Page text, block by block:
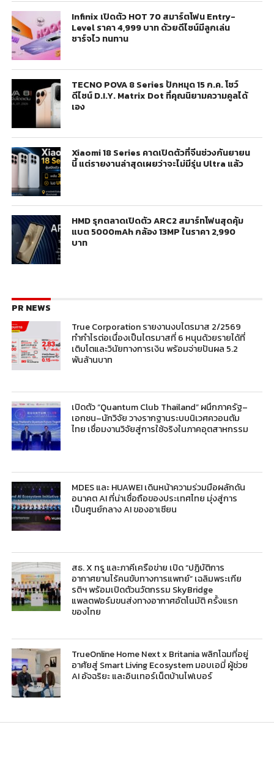
Infinix เปิดตัว HOT 70 สมาร์ตโฟน Entry-
Level ราคา 4,999 บาท ด้วยดีไซน์มีลูกเล่น
ชาร์จไว ทนทาน
TECNO POVA 8 Series ปักหมุด 15 ก.ค. โชว์
ดีไซน์ D.I.Y. Matrix Dot ที่คุณนิยามความคูลได้
เอง
Xiaomi 18 Series คาดเปิดตัวที่จีนช่วงกันยายน
นี้ แต่รายงานล่าสุดเผยว่าจะไม่มีรุ่น Ultra แล้ว
HMD รุกตลาดเปิดตัว ARC2 สมาร์ทโฟนสุดคุ้ม
แบต 5000mAh กล้อง 13MP ในราคา 2,990
บาท
PR NEWS
True Corporation รายงานงบไตรมาส 2/2569
ทำกำไรต่อเนื่องเป็นไตรมาสที่ 6 หนุนด้วยรายได้ที่
เติบโตและวินัยทางการเงิน พร้อมจ่ายปันผล 5.2
พันล้านบาท
เปิดตัว “Quantum Club Thailand” ผนึกภาครัฐ–
เอกชน–นักวิจัย วางรากฐานระบบนิเวศควอนตัม
ไทย เชื่อมงานวิจัยสู่การใช้จริงในภาคอุตสาหกรรม
MDES และ HUAWEI เดินหน้าความร่วมมือผลักดัน
อนาคต AI ที่น่าเชื่อถือของประเทศไทย มุ่งสู่การ
เป็นศูนย์กลาง AI ของอาเซียน
สธ. X ทรู และภาคีเครือข่าย เปิด “ปฏิบัติการ
อากาศยานไร้คนขับทางการแพทย์” เฉลิมพระเกีย
รติฯ พร้อมเปิดตัวนวัตกรรม SkyBridge
แพลตฟอร์มขนส่งทางอากาศอัตโนมัติ ครั้งแรก
ของไทย
TrueOnline Home Next x Britania พลิกโฉมที่อยู่
อาศัยสู่ Smart Living Ecosystem มอบเอมี่ ผู้ช่วย
AI อัจฉริยะ และอินเทอร์เน็ตบ้านไฟเบอร์